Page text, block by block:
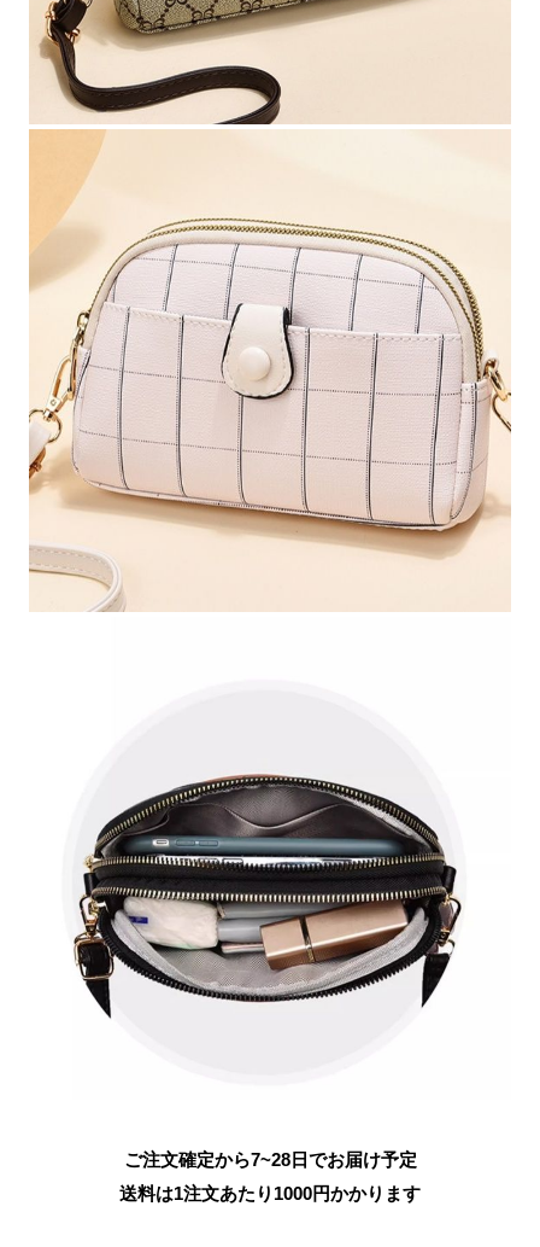
ご注文確定から7~28日でお届け予定
送料は1注文あたり 1000円かかります